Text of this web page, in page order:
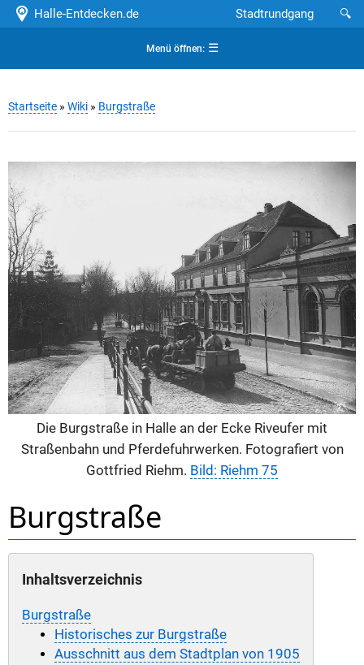
Halle-Entdecken.de 🔍
Stadtrundgang
Menü öffnen:☰
Startseite » Wiki » Burgstraße
Die Burgstraße in Halle an der Ecke Riveufer mit
Straßenbahn und Pferdefuhrwerken. Fotografiert von
Gottfried Riehm. Bild: Riehm 75
Burgstraße
Inhaltsverzeichnis
Burgstraße
Historisches zur Burgstraße
Ausschnitt aus dem Stadtplan von 1905